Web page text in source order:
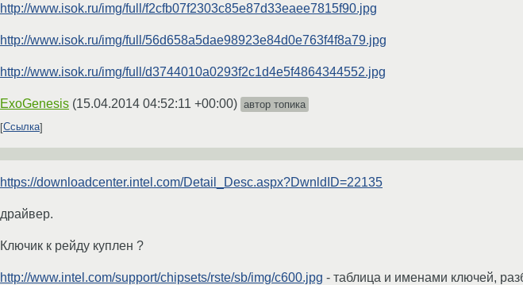
http://www.isok.ru/img/full/f2cfb07f2303c85e87d33eaee7815f90.jpg
http://www.isok.ru/img/full/56d658a5dae98923e84d0e763f4f8a79.jpg
http://www.isok.ru/img/full/d3744010a0293f2c1d4e5f4864344552.jpg
ExoGenesis (15.04.2014 04:52:11 +00:00) автор топика
Ссылка
https://downloadcenter.intel.com/Detail_Desc.aspx?DwnldID=22135
драйвер.
Ключик к рейду куплен ?
http://www.intel.com/support/chipsets/rste/sb/img/c600.jpg - таблица и именами ключей,